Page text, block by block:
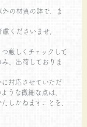
の材質の鉢で、ま
くださいませ。
厳しくチェックして
、出荷しておりま
対応させていただ
うな微細な点は、
しかねますことを、